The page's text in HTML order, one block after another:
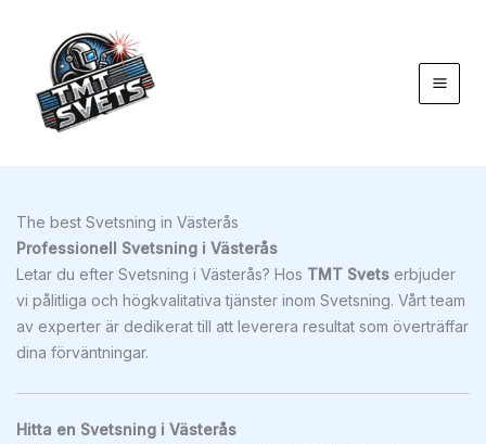
innehåll
The best Svetsning in Västerås
Professionell Svetsning i Västerås
Letar du efter Svetsning i Västerås? Hos TMT Svets erbjuder
vi pålitliga och högkvalitativa tjänster inom Svetsning. Vårt team
av experter är dedikerat till att leverera resultat som överträffar
dina förväntningar.
Hitta en Svetsning i Västerås